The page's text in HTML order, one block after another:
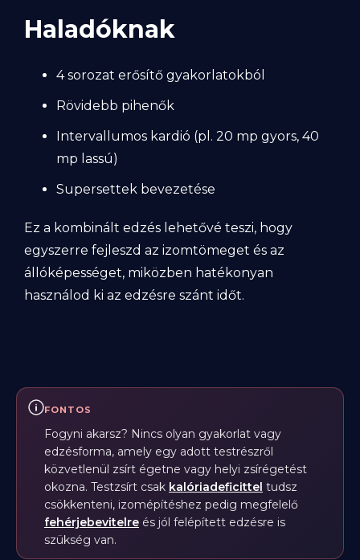
Haladóknak
4 sorozat erősítő gyakorlatokból
Rövidebb pihenők
Intervallumos kardió (pl. 20 mp gyors, 40
mp lassú)
Supersettek bevezetése
Ez a kombinált edzés lehetővé teszi, hogy
egyszerre fejleszd az izomtömeget és az
állóképességet, miközben hatékonyan
használod ki az edzésre szánt időt.
FONTOS
Fogyni akarsz? Nincs olyan gyakorlat vagy
edzésforma, amely egy adott testrészről
közvetlenül zsírt égetne vagy helyi zsírégetést
okozna. Testzsírt csak kalóriadeficittel tudsz
csökkenteni, izomépítéshez pedig megfelelő
fehérjebevitelre és jól felépített edzésre is
szükség van.